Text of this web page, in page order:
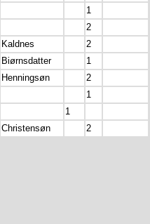
1
2
Kaldnes
2
Biørnsdatter
1
Henningsøn
2
1
1
Christensøn 2